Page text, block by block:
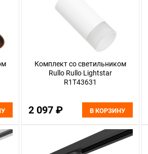
Комплект со светильником
Rullo Rullo Lightstar
R1T43631
2 097 ₽ В КОРЗИНУ